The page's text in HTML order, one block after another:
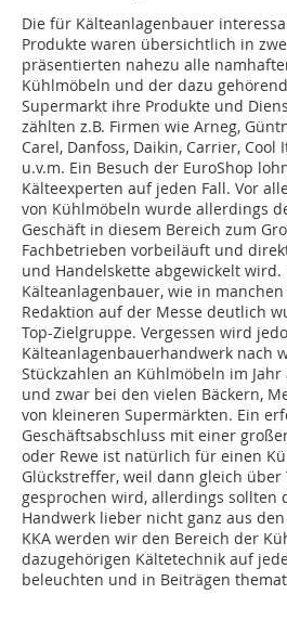
Die für Kälteanlagenbauer
Produkte waren übersichtlich in
präsentierten nahezu alle
Kühlmöbeln und der dazu
Supermarkt ihre Produkte und
zählten z.B. Firmen wie Arneg,
Carel, Danfoss, Daikin, Carrier, Cool
u.v.m. Ein Besuch der EuroShop
Kälteexperten auf jeden Fall. Vor
von Kühlmöbeln wurde allerdings
Geschäft in diesem Bereich zum
Fachbetrieben vorbeiläuft und
und Handelskette abgewickelt wird.
Kälteanlagenbauer, wie in
Redaktion auf der Messe deutlich
Top-Zielgruppe. Vergessen wird
Kälteanlagenbauerhandwerk nach
Stückzahlen an Kühlmöbeln im
und zwar bei den vielen Bäckern,
von kleineren Supermärkten. Ein
Geschäftsabschluss mit einer
oder Rewe ist natürlich für einen
Glückstreffer, weil dann gleich über
gesprochen wird, allerdings sollten
Handwerk lieber nicht ganz aus
KKA werden wir den Bereich der
dazugehörigen Kältetechnik auf
beleuchten und in Beiträgen